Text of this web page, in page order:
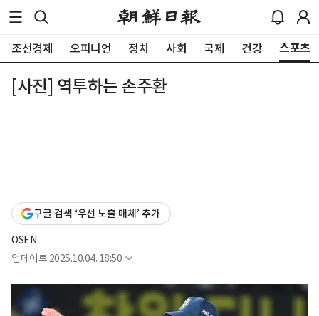
조선경제 오피니언 정치 사회 국제 건강 스포츠
[사진] 역투하는 손주환
구글 검색 ‘우선 노출 매체’ 추가
OSEN
업데이트 2025.10.04. 18:50